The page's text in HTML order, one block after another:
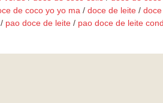
de coco yo yo ma / doce de leite /
/ pao doce de leite / pao doce de leite